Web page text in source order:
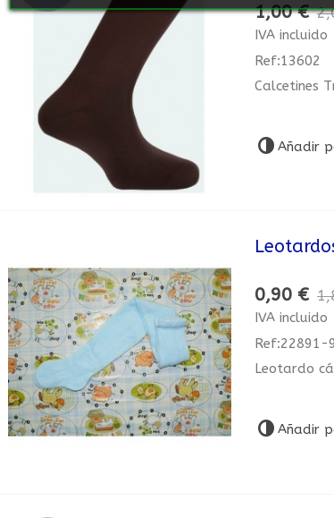
1,00 €
IVA incluido
Ref:13602
Calcetines
Añadir
0,90 €
IVA incluido
Ref:22891-
Leotardo
Añadir